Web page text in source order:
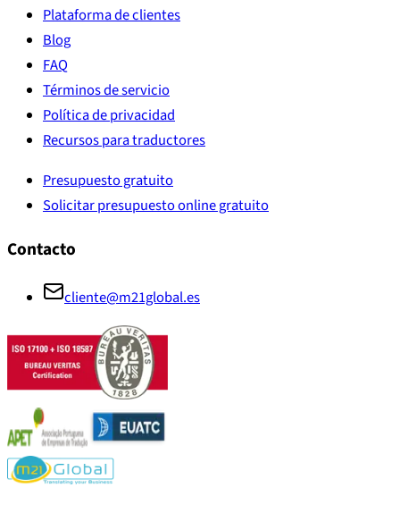
Plataforma de clientes
Blog
FAQ
Términos de servicio
Política de privacidad
Recursos para traductores
Presupuesto gratuito
Solicitar presupuesto online gratuito
Contacto
cliente@m21global.es